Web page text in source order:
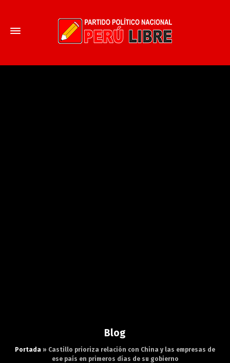
Blog
Portada » Castillo prioriza relación con China y las empresas de
ese país en primeros días de su gobierno